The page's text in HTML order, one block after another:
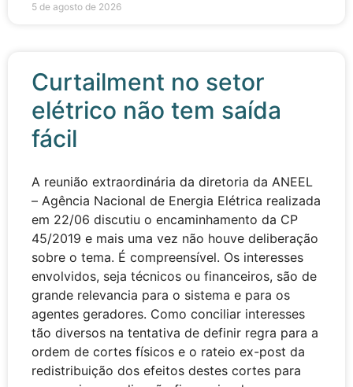
5 de agosto de 2026
Curtailment no setor
elétrico não tem saída
fácil
A reunião extraordinária da diretoria da ANEEL
– Agência Nacional de Energia Elétrica realizada
em 22/06 discutiu o encaminhamento da CP
45/2019 e mais uma vez não houve deliberação
sobre o tema. É compreensível. Os interesses
envolvidos, seja técnicos ou financeiros, são de
grande relevancia para o sistema e para os
agentes geradores. Como conciliar interesses
tão diversos na tentativa de definir regra para a
ordem de cortes físicos e o rateio ex-post da
redistribuição dos efeitos destes cortes para